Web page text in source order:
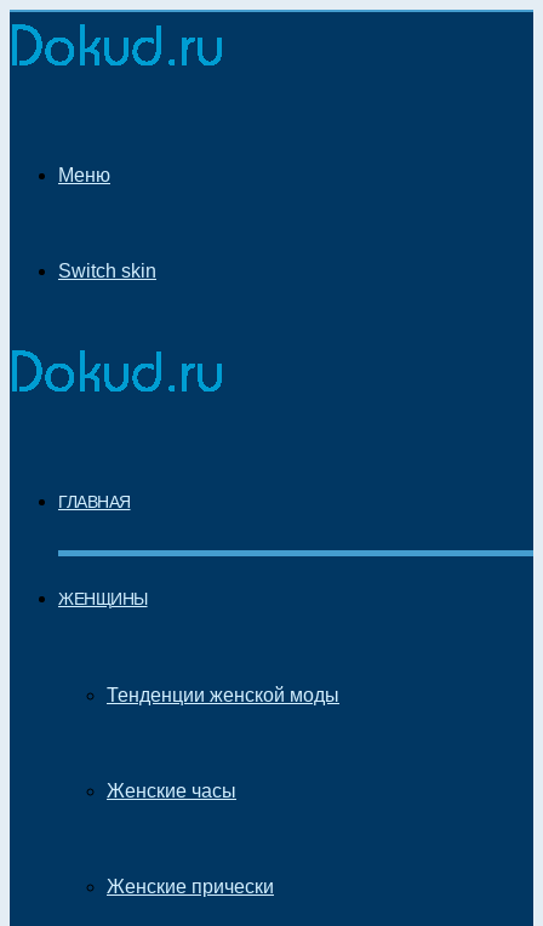
Меню
Switch skin
ГЛАВНАЯ
ЖЕНЩИНЫ
Тенденции женской моды
Женские часы
Женские прически